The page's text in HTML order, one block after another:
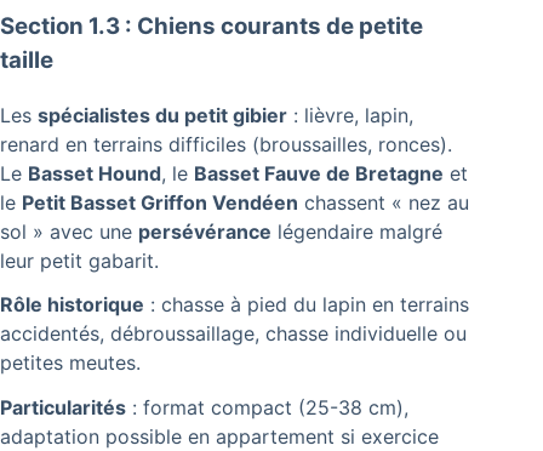
Section 1.3 : Chiens courants de petite
taille
Les spécialistes du petit gibier : lièvre, lapin,
renard en terrains difficiles (broussailles, ronces).
Le Basset Hound, le Basset Fauve de Bretagne et
le Petit Basset Griffon Vendéen chassent « nez au
sol » avec une persévérance légendaire malgré
leur petit gabarit.
Rôle historique : chasse à pied du lapin en terrains
accidentés, débroussaillage, chasse individuelle ou
petites meutes.
Particularités : format compact (25-38 cm),
adaptation possible en appartement si exercice